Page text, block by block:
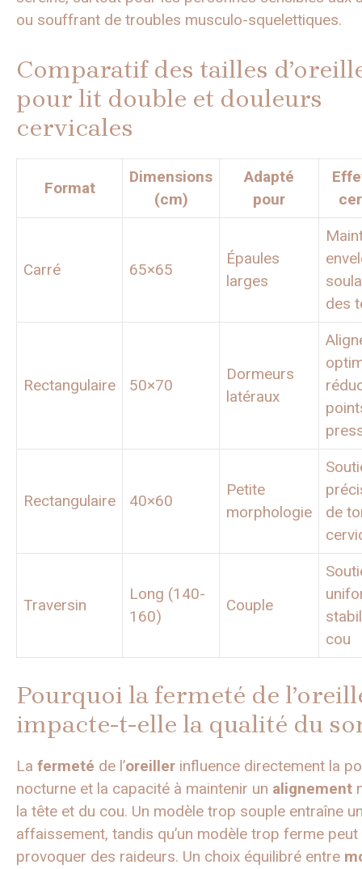
ou souffrant de troubles musculo-squelettiques.
Comparatif des tailles
pour lit double et douleurs
cervicales
Format
Dimensions
(cm)
Adapté
pour
Carré 65×65
Épaules
larges
des
Rectangulaire 50×70
Dormeurs
latéraux
Rectangulaire 40×60
Petite
morphologie
de
Traversin
Long (140-
160)
Couple
cou
Pourquoi la fermeté de
impacte-t-elle la qualité du
La fermeté de l’oreiller influence directement la
nocturne et la capacité à maintenir un alignement
la tête et du cou. Un modèle trop souple entraîne
affaissement, tandis qu’un modèle trop ferme peut
provoquer des raideurs. Un choix équilibré entre